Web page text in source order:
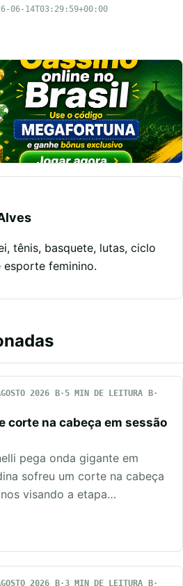
14T03:29:59+00:00
tênis, basquete, lutas, ciclo
feminino.
2026
5 MIN DE LEITURA
corte na cabeça em sessão
pega onda gigante em
sofreu um corte na cabeça
visando a etapa…
2026 3 MIN DE LEITURA